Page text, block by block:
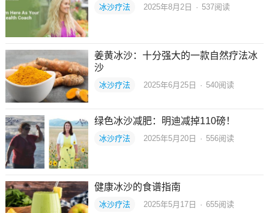
冰沙疗法 2025年8月2日 · 537阅读
姜黄冰沙：十分强大的一款自然疗法冰
沙
冰沙疗法 2025年6月25日 · 540阅读
绿色冰沙减肥：明迪减掉110磅！
冰沙疗法 2025年5月20日 · 556阅读
健康冰沙的食谱指南
冰沙疗法 2025年5月17日 · 655阅读